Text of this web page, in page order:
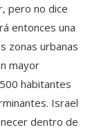
pero no dice
entonces una
zonas urbanas
mayor
habitantes
Israel
dentro de